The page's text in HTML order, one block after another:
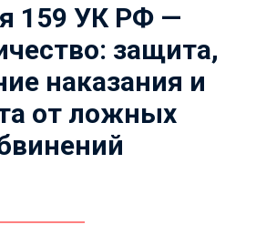
159 УК РФ —
защита,
наказания и
от ложных